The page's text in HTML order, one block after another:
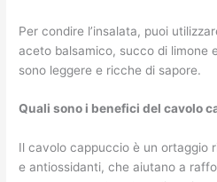
Per condire l’insalata, puoi
aceto balsamico, succo di limone
sono leggere e ricche di sapore.
Quali sono i benefici del cavolo
Il cavolo cappuccio è un ortaggio
e antiossidanti, che aiutano a